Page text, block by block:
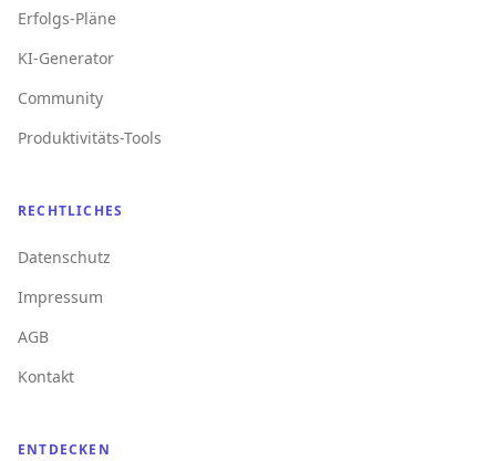
Erfolgs-Pläne
KI-Generator
Community
Produktivitäts-Tools
RECHTLICHES
Datenschutz
Impressum
AGB
Kontakt
ENTDECKEN